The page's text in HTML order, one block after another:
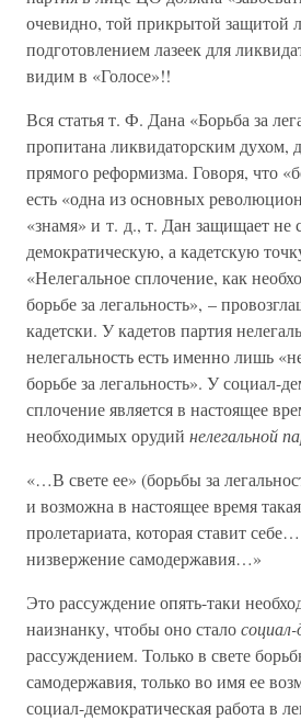
очевидно, той прикрытой защитой
подготовлением лазеек для
видим в «Голосе»!!
Вся статья т. Ф. Дана «Борьба за
пропитана ликвидаторским духом,
прямого реформизма. Говоря, что
есть «одна из основных
«знамя» и т. д., т. Дан защищает не
демократическую, а кадетскую
«Нелегальное сплочение, как
борьбе за легальность», –
кадетски. У кадетов партия
нелегальность есть именно лишь
борьбе за легальность». У социал-
сплочение является в настоящее
необходимых орудий нелегальной
«…В свете ее» (борьбы за
и возможна в настоящее время
пролетариата, которая ставит
низвержение самодержавия…»
Это рассуждение опять-таки
наизнанку, чтобы оно стало
рассуждением. Только в свете
самодержавия, только во имя ее
социал-демократическая работа в